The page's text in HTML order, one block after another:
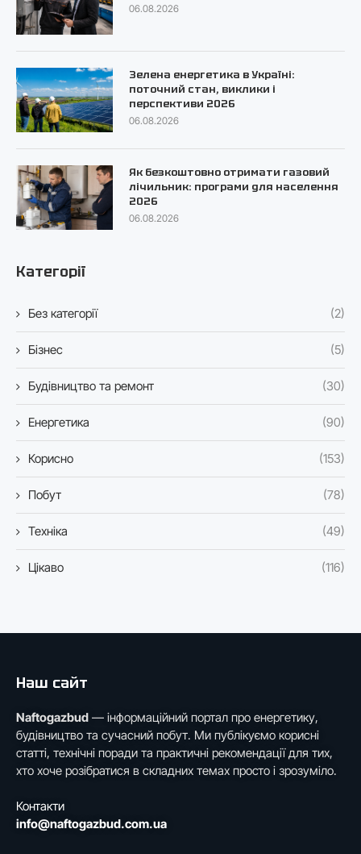
06.08.2026
Зелена енергетика в Україні:
поточний стан, виклики і
перспективи 2026
06.08.2026
Як безкоштовно отримати газовий
лічильник: програми для населення
2026
06.08.2026
Категорії
Без категорії (2)
Бізнес (5)
Будівництво та ремонт (30)
Енергетика (90)
Корисно (153)
Побут (78)
Техніка (49)
Цікаво (116)
Наш сайт
Naftogazbud — інформаційний портал про енергетику,
будівництво та сучасний побут. Ми публікуємо корисні
статті, технічні поради та практичні рекомендації для тих,
хто хоче розібратися в складних темах просто і зрозуміло.
Контакти
info@naftogazbud.com.ua